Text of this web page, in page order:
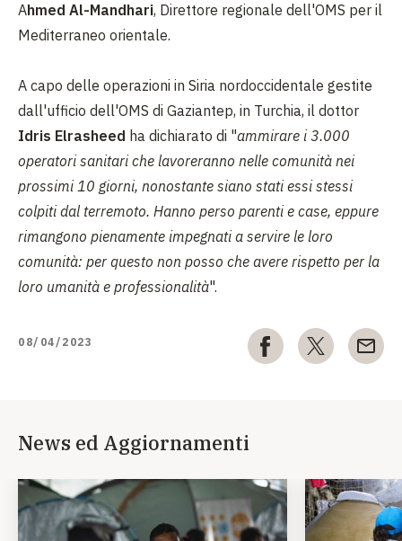
Ahmed Al-Mandhari, Direttore regionale dell'OMS per il
Mediterraneo orientale.
A capo delle operazioni in Siria nordoccidentale gestite
dall'ufficio dell'OMS di Gaziantep, in Turchia, il dottor
Idris Elrasheed ha dichiarato di "ammirare i 3.000
operatori sanitari che lavoreranno nelle comunità nei
prossimi 10 giorni, nonostante siano stati essi stessi
colpiti dal terremoto. Hanno perso parenti e case, eppure
rimangono pienamente impegnati a servire le loro
comunità: per questo non posso che avere rispetto per la
loro umanità e professionalità".
08/04/2023
News ed Aggiornamenti